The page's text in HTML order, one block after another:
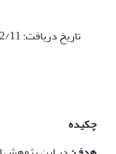
چکیده